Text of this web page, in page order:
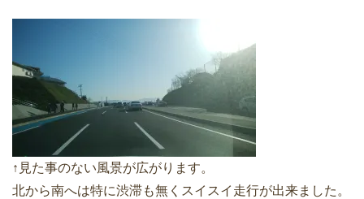
↑見た事のない風景が広がります。
北から南へは特に渋滞も無くスイスイ走行が出来ました。